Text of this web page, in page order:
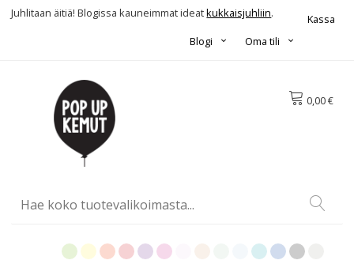
Juhlitaan äitiä! Blogissa kauneimmat ideatkukkaisjuhliin.
Kassa
Oma tili
Blogi
0,00 €